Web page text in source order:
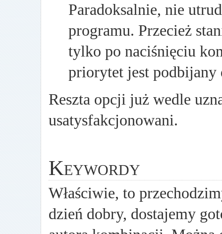
Paradoksalnie, nie
programu. Przecież
tylko po naciśnięciu
priorytet jest podbijany
Reszta opcji już wedle
usatysfakcjonowani.
Keywordy
Właściwie, to
dzień dobry, dostajemy